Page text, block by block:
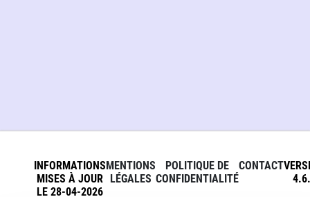
INFORMATIONS
MISES À JOUR
LE 28-04-2026
MENTIONS
LÉGALES
POLITIQUE DE
CONFIDENTIALITÉ
CONTACT